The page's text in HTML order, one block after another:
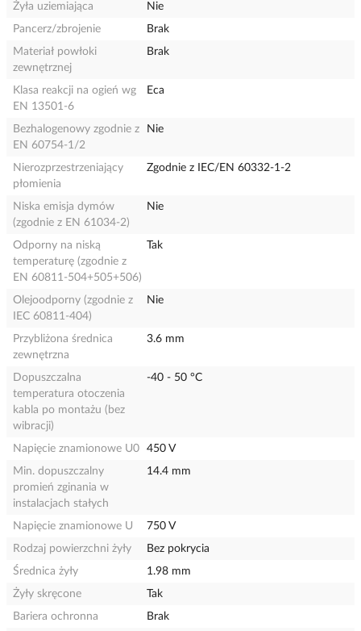
Żyła uziemiająca
Nie
Pancerz/zbrojenie
Brak
Materiał powłoki
zewnętrznej
Brak
Klasa reakcji na ogień wg
EN 13501-6
Eca
Bezhalogenowy zgodnie z
EN 60754-1/2
Nie
Nierozprzestrzeniający
płomienia
Zgodnie z IEC/EN 60332-1-2
Niska emisja dymów
(zgodnie z EN 61034-2)
Nie
Odporny na niską
temperaturę (zgodnie z
EN 60811-504+505+506)
Tak
Olejoodporny (zgodnie z
IEC 60811-404)
Nie
Przybliżona średnica
zewnętrzna
3.6 mm
Dopuszczalna
temperatura otoczenia
kabla po montażu (bez
wibracji)
-40 - 50 °C
Napięcie znamionowe U0
450 V
Min. dopuszczalny
promień zginania w
instalacjach stałych
14.4 mm
Napięcie znamionowe U
750 V
Rodzaj powierzchni żyły
Bez pokrycia
Średnica żyły
1.98 mm
Żyły skręcone
Tak
Bariera ochronna
Brak